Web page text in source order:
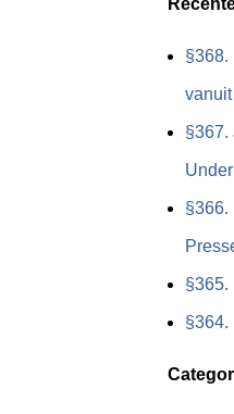
§368.
§367.
§366.
§365.
§364.